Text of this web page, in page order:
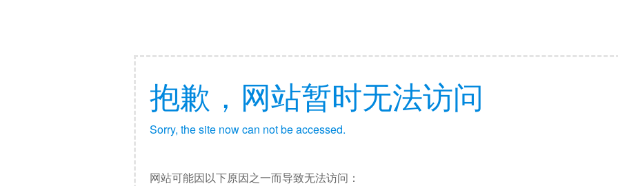
抱歉，网站暂时无法访问
Sorry, the site now can not be accessed.
网站可能因以下原因之一而导致无法访问：